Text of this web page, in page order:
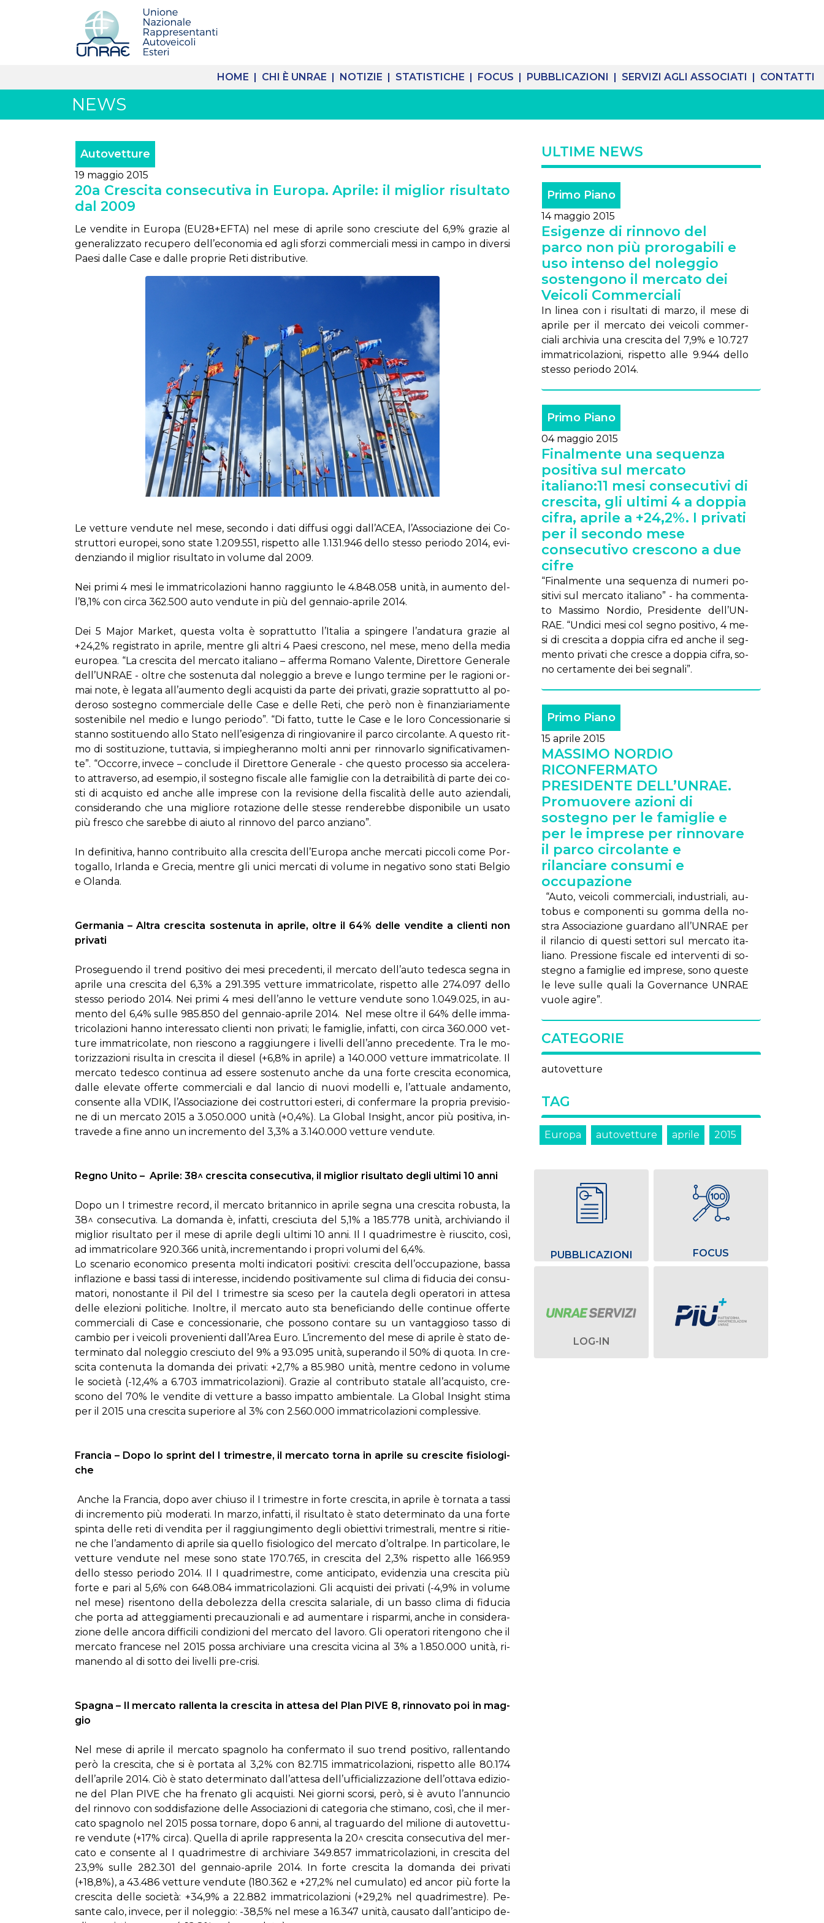
HOME | CHI È UNRAE | NOTIZIE | STATISTICHE | FOCUS | PUBBLICAZIONI | SERVIZI AGLI ASSOCIATI | CONTATTI
NEWS
Autovetture
19 maggio 2015
20a Crescita consecutiva in Europa. Aprile: il miglior risultato
dal 2009
Le vendite in Europa (EU28+EFTA) nel mese di aprile sono cresciute del 6,9% grazie al
generalizzato recupero dell’economia ed agli sforzi commerciali messi in campo in diversi
Paesi dalle Case e dalle proprie Reti distributive.
Le vet­tu­re ven­du­te nel me­se, se­con­do i da­ti dif­fu­si og­gi dal­l’A­CEA, l’As­so­cia­zio­ne dei Co­
strut­to­ri eu­ro­pei, so­no sta­te 1.209.551, ri­spet­to al­le 1.131.946 del­lo stes­so pe­rio­do 2014, evi­
den­zian­do il mi­glior ri­sul­ta­to in vo­lu­me dal 2009.
Nei pri­mi 4 me­si le im­ma­tri­co­la­zio­ni han­no rag­giun­to le 4.848.058 uni­tà, in au­men­to del­
l’8,1% con cir­ca 362.500 au­to ven­du­te in più del gen­na­io-apri­le 2014.
Dei 5 Ma­jor Mar­ket, que­sta vol­ta è so­prat­tut­to l’I­ta­lia a spin­ge­re l’an­da­tu­ra gra­zie al
+24,2% re­gi­stra­to in apri­le, men­tre gli al­tri 4 Pae­si cre­sco­no, nel me­se, me­no del­la me­dia
eu­ro­pea. “La cre­sci­ta del mer­ca­to ita­lia­no – af­fer­ma Ro­ma­no Va­len­te, Di­ret­to­re Ge­ne­ra­le
del­l’UN­RAE - ol­tre che so­ste­nu­ta dal no­leg­gio a bre­ve e lun­go ter­mi­ne per le ra­gio­ni or­
mai no­te, è le­ga­ta al­l’au­men­to de­gli ac­qui­sti da par­te dei pri­va­ti, gra­zie so­prat­tut­to al po­
de­ro­so so­ste­gno com­mer­cia­le del­le Ca­se e del­le Re­ti, che pe­rò non è fi­nan­zia­ria­men­te
so­ste­ni­bi­le nel me­dio e lun­go pe­rio­do”. “Di fat­to, tut­te le Ca­se e le lo­ro Con­ces­sio­na­rie si
stan­no so­sti­tuen­do al­lo Sta­to nel­l’e­si­gen­za di rin­gio­va­ni­re il par­co cir­co­lan­te. A que­sto rit­
mo di so­sti­tu­zio­ne, tut­ta­via, si im­pie­ghe­ran­no mol­ti an­ni per rin­no­var­lo si­gni­fi­ca­ti­va­men­
te”. “Oc­cor­re, in­ve­ce – con­clu­de il Di­ret­to­re Ge­ne­ra­le - che que­sto pro­ces­so sia ac­ce­le­ra­
to at­tra­ver­so, ad esem­pio, il so­ste­gno fi­sca­le al­le fa­mi­glie con la de­trai­bi­li­tà di par­te dei co­
sti di ac­qui­sto ed an­che al­le im­pre­se con la re­vi­sio­ne del­la fi­sca­li­tà del­le au­to azien­da­li,
con­si­de­ran­do che una mi­glio­re ro­ta­zio­ne del­le stes­se ren­de­reb­be di­spo­ni­bi­le un usa­to
più fre­sco che sa­reb­be di aiu­to al rin­no­vo del par­co an­zia­no”.
In de­fi­ni­ti­va, han­no con­tri­bui­to al­la cre­sci­ta del­l’Eu­ro­pa an­che mer­ca­ti pic­co­li co­me Por­
to­gal­lo, Ir­lan­da e Gre­cia, men­tre gli uni­ci mer­ca­ti di vo­lu­me in ne­ga­ti­vo so­no sta­ti Bel­gio
e Olan­da.
Ger­ma­nia – Al­tra cre­sci­ta so­ste­nu­ta in apri­le, ol­tre il 64% del­le ven­di­te a clien­ti non
pri­va­ti
Pro­se­guen­do il trend po­si­ti­vo dei me­si pre­ce­den­ti, il mer­ca­to del­l’au­to te­de­sca se­gna in
apri­le una cre­sci­ta del 6,3% a 291.395 vet­tu­re im­ma­tri­co­la­te, ri­spet­to al­le 274.097 del­lo
stes­so pe­rio­do 2014. Nei pri­mi 4 me­si del­l’an­no le vet­tu­re ven­du­te so­no 1.049.025, in au­
men­to del 6,4% sul­le 985.850 del gen­na­io-apri­le 2014. Nel me­se ol­tre il 64% del­le im­ma­
tri­co­la­zio­ni han­no in­te­res­sa­to clien­ti non pri­va­ti; le fa­mi­glie, in­fat­ti, con cir­ca 360.000 vet­
tu­re im­ma­tri­co­la­te, non rie­sco­no a rag­giun­ge­re i li­vel­li del­l’an­no pre­ce­den­te. Tra le mo­
to­riz­za­zio­ni ri­sul­ta in cre­sci­ta il die­sel (+6,8% in apri­le) a 140.000 vet­tu­re im­ma­tri­co­la­te. Il
mer­ca­to te­de­sco con­ti­nua ad es­se­re so­ste­nu­to an­che da una for­te cre­sci­ta eco­no­mi­ca,
dal­le ele­va­te of­fer­te com­mer­cia­li e dal lan­cio di nuo­vi mo­del­li e, l’at­tua­le an­da­men­to,
con­sen­te al­la VDIK, l’As­so­cia­zio­ne dei co­strut­to­ri este­ri, di con­fer­ma­re la pro­pria pre­vi­sio­
ne di un mer­ca­to 2015 a 3.050.000 uni­tà (+0,4%). La Glo­bal In­sight, an­cor più po­si­ti­va, in­
tra­ve­de a fi­ne an­no un in­cre­men­to del 3,3% a 3.140.000 vet­tu­re ven­du­te.
Re­gno Uni­to – Apri­le: 38^ cre­sci­ta con­se­cu­ti­va, il mi­glior ri­sul­ta­to de­gli ul­ti­mi 10 an­ni
Do­po un I tri­me­stre re­cord, il mer­ca­to bri­tan­ni­co in apri­le se­gna una cre­sci­ta ro­bu­sta, la
38^ con­se­cu­ti­va. La do­man­da è, in­fat­ti, cre­sciu­ta del 5,1% a 185.778 uni­tà, ar­chi­vian­do il
mi­glior ri­sul­ta­to per il me­se di apri­le de­gli ul­ti­mi 10 an­ni. Il I qua­dri­me­stre è riu­sci­to, co­sì,
ad im­ma­tri­co­la­re 920.366 uni­tà, in­cre­men­tan­do i pro­pri vo­lu­mi del 6,4%.
Lo sce­na­rio eco­no­mi­co pre­sen­ta mol­ti in­di­ca­to­ri po­si­ti­vi: cre­sci­ta del­l’oc­cu­pa­zio­ne, bas­sa
in­fla­zio­ne e bas­si tas­si di in­te­res­se, in­ci­den­do po­si­ti­va­men­te sul cli­ma di fi­du­cia dei con­su­
ma­to­ri, no­no­stan­te il Pil del I tri­me­stre sia sce­so per la cau­te­la de­gli ope­ra­to­ri in at­te­sa
del­le ele­zio­ni po­li­ti­che. Inol­tre, il mer­ca­to au­to sta be­ne­fi­cian­do del­le con­ti­nue of­fer­te
com­mer­cia­li di Ca­se e con­ces­sio­na­rie, che pos­so­no con­ta­re su un van­tag­gio­so tas­so di
cam­bio per i vei­co­li pro­ve­nien­ti dal­l’A­rea Eu­ro. L’in­cre­men­to del me­se di apri­le è sta­to de­
ter­mi­na­to dal no­leg­gio cre­sciu­to del 9% a 93.095 uni­tà, su­pe­ran­do il 50% di quo­ta. In cre­
sci­ta con­te­nu­ta la do­man­da dei pri­va­ti: +2,7% a 85.980 uni­tà, men­tre ce­do­no in vo­lu­me
le so­cie­tà (-12,4% a 6.703 im­ma­tri­co­la­zio­ni). Gra­zie al con­tri­bu­to sta­ta­le al­l’ac­qui­sto, cre­
sco­no del 70% le ven­di­te di vet­tu­re a bas­so im­pat­to am­bien­ta­le. La Glo­bal In­sight sti­ma
per il 2015 una cre­sci­ta su­pe­rio­re al 3% con 2.560.000 im­ma­tri­co­la­zio­ni com­ples­si­ve.
Fran­cia – Do­po lo sprint del I tri­me­stre, il mer­ca­to tor­na in apri­le su cre­sci­te fi­sio­lo­gi­
che
An­che la Fran­cia, do­po aver chiu­so il I tri­me­stre in for­te cre­sci­ta, in apri­le è tor­na­ta a tas­si
di in­cre­men­to più mo­de­ra­ti. In mar­zo, in­fat­ti, il ri­sul­ta­to è sta­to de­ter­mi­na­to da una for­te
spin­ta del­le re­ti di ven­di­ta per il rag­giun­gi­men­to de­gli obiet­ti­vi tri­me­stra­li, men­tre si ri­tie­
ne che l’an­da­men­to di apri­le sia quel­lo fi­sio­lo­gi­co del mer­ca­to d’ol­tral­pe. In par­ti­co­la­re, le
vet­tu­re ven­du­te nel me­se so­no sta­te 170.765, in cre­sci­ta del 2,3% ri­spet­to al­le 166.959
del­lo stes­so pe­rio­do 2014. Il I qua­dri­me­stre, co­me an­ti­ci­pa­to, evi­den­zia una cre­sci­ta più
for­te e pa­ri al 5,6% con 648.084 im­ma­tri­co­la­zio­ni. Gli ac­qui­sti dei pri­va­ti (-4,9% in vo­lu­me
nel me­se) ri­sen­to­no del­la de­bo­lez­za del­la cre­sci­ta sa­la­ria­le, di un bas­so cli­ma di fi­du­cia
che por­ta ad at­teg­gia­men­ti pre­cau­zio­na­li e ad au­men­ta­re i ri­spar­mi, an­che in con­si­de­ra­
zio­ne del­le an­co­ra dif­fi­ci­li con­di­zio­ni del mer­ca­to del la­vo­ro. Gli ope­ra­to­ri ri­ten­go­no che il
mer­ca­to fran­ce­se nel 2015 pos­sa ar­chi­via­re una cre­sci­ta vi­ci­na al 3% a 1.850.000 uni­tà, ri­
ma­nen­do al di sot­to dei li­vel­li pre-cri­si.
Spa­gna – Il mer­ca­to ral­len­ta la cre­sci­ta in at­te­sa del Plan PI­VE 8, rin­no­va­to poi in mag­
gio
Nel me­se di apri­le il mer­ca­to spa­gno­lo ha con­fer­ma­to il suo trend po­si­ti­vo, ral­len­tan­do
pe­rò la cre­sci­ta, che si è por­ta­ta al 3,2% con 82.715 im­ma­tri­co­la­zio­ni, ri­spet­to al­le 80.174
del­l’a­pri­le 2014. Ciò è sta­to de­ter­mi­na­to dal­l’at­te­sa del­l’uf­fi­cia­liz­za­zio­ne del­l’ot­ta­va edi­zio­
ne del Plan PI­VE che ha fre­na­to gli ac­qui­sti. Nei gior­ni scor­si, pe­rò, si è avu­to l’an­nun­cio
del rin­no­vo con sod­di­sfa­zio­ne del­le As­so­cia­zio­ni di ca­te­go­ria che sti­ma­no, co­sì, che il mer­
ca­to spa­gno­lo nel 2015 pos­sa tor­na­re, do­po 6 an­ni, al tra­guar­do del mi­lio­ne di au­to­vet­tu­
re ven­du­te (+17% cir­ca). Quel­la di apri­le rap­pre­sen­ta la 20^ cre­sci­ta con­se­cu­ti­va del mer­
ca­to e con­sen­te al I qua­dri­me­stre di ar­chi­via­re 349.857 im­ma­tri­co­la­zio­ni, in cre­sci­ta del
23,9% sul­le 282.301 del gen­na­io-apri­le 2014. In for­te cre­sci­ta la do­man­da dei pri­va­ti
(+18,8%), a 43.486 vet­tu­re ven­du­te (180.362 e +27,2% nel cu­mu­la­to) ed an­cor più for­te la
cre­sci­ta del­le so­cie­tà: +34,9% a 22.882 im­ma­tri­co­la­zio­ni (+29,2% nel qua­dri­me­stre). Pe­
san­te ca­lo, in­ve­ce, per il no­leg­gio: -38,5% nel me­se a 16.347 uni­tà, cau­sa­to dal­l’an­ti­ci­po de­
ULTIME NEWS
Primo Piano
14 maggio 2015
Esigenze di rinnovo del
parco non più prorogabili e
uso intenso del noleggio
sostengono il mercato dei
Veicoli Commerciali
In li­nea con i ri­sul­ta­ti di mar­zo, il me­se di
apri­le per il mer­ca­to dei vei­co­li com­mer­
cia­li ar­chi­via una cre­sci­ta del 7,9% e 10.727
im­ma­tri­co­la­zio­ni, ri­spet­to al­le 9.944 del­lo
stes­so pe­rio­do 2014.
Primo Piano
04 maggio 2015
Finalmente una sequenza
positiva sul mercato
italiano:11 mesi consecutivi di
crescita, gli ultimi 4 a doppia
cifra, aprile a +24,2%. I privati
per il secondo mese
consecutivo crescono a due
cifre
“Fi­nal­men­te una se­quen­za di nu­me­ri po­
si­ti­vi sul mer­ca­to ita­lia­no” - ha com­men­ta­
to Mas­si­mo Nor­dio, Pre­si­den­te del­l’UN­
RAE. “Un­di­ci me­si col se­gno po­si­ti­vo, 4 me­
si di cre­sci­ta a dop­pia ci­fra ed an­che il seg­
men­to pri­va­ti che cre­sce a dop­pia ci­fra, so­
no cer­ta­men­te dei bei se­gna­li”.
Primo Piano
15 aprile 2015
MASSIMO NORDIO
RICONFERMATO
PRESIDENTE DELL’UNRAE.
Promuovere azioni di
sostegno per le famiglie e
per le imprese per rinnovare
il parco circolante e
rilanciare consumi e
occupazione
“Au­to, vei­co­li com­mer­cia­li, in­du­stria­li, au­
to­bus e com­po­nen­ti su gom­ma del­la no­
stra As­so­cia­zio­ne guar­da­no al­l’UN­RAE per
il ri­lan­cio di que­sti set­to­ri sul mer­ca­to ita­
lia­no. Pres­sio­ne fi­sca­le ed in­ter­ven­ti di so­
ste­gno a fa­mi­glie ed im­pre­se, so­no que­ste
le le­ve sul­le qua­li la Go­ver­nan­ce UN­RAE
vuo­le agi­re”.
CATEGORIE
autovetture
TAG
Europa autovetture aprile 2015
PUBBLICAZIONI FOCUS
LOG-IN